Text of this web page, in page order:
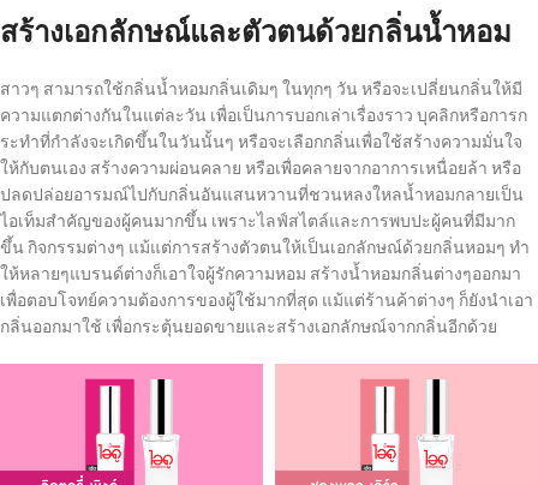
สร้างเอกลักษณ์และตัวตนด้วยกลิ่นน้ำหอม
สาวๆ สามารถใช้กลิ่นน้ำหอมกลิ่นเดิมๆ ในทุกๆ วัน หรือจะเปลี่ยนกลิ่นให้มี
ความแตกต่างกันในแต่ละวัน เพื่อเป็นการบอกเล่าเรื่องราว บุคลิกหรือการก
ระทำที่กำลังจะเกิดขึ้นในวันนั้นๆ หรือจะเลือกกลิ่นเพื่อใช้สร้างความมั่นใจ
ให้กับตนเอง สร้างความผ่อนคลาย หรือเพื่อคลายจากอาการเหนื่อยล้า หรือ
ปลดปล่อยอารมณ์ไปกับกลิ่นอันแสนหวานที่ชวนหลงใหลน้ำหอมกลายเป็น
ไอเท็มสำคัญของผู้คนมากขึ้น เพราะไลฟ์สไตล์และการพบปะผู้คนที่มีมาก
ขึ้น กิจกรรมต่างๆ แม้แต่การสร้างตัวตนให้เป็นเอกลักษณ์ด้วยกลิ่นหอมๆ ทำ
ให้หลายๆแบรนด์ต่างก็เอาใจผู้รักความหอม สร้างน้ำหอมกลิ่นต่างๆออกมา
เพื่อตอบโจทย์ความต้องการของผู้ใช้มากที่สุด แม้แต่ร้านค้าต่างๆ ก็ยังนำเอา
กลิ่นออกมาใช้ เพื่อกระตุ้นยอดขายและสร้างเอกลักษณ์จากกลิ่นอีกด้วย